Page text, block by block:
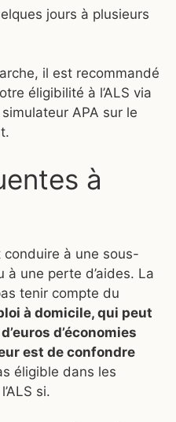
jours à plusieurs
il est recommandé
éligibilité à l’ALS via
APA sur le
à
conduire à une sous-
une perte d’aides. La
tenir compte du
à domicile, qui peut
d’économies
est de confondre
éligible dans les
si.